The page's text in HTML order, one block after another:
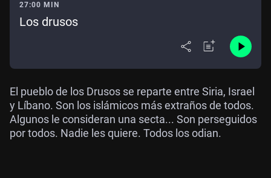
27:00 MIN
Los drusos
El pueblo de los Drusos se reparte entre Siria, Israel
y Líbano. Son los islámicos más extraños de todos.
Algunos le consideran una secta... Son perseguidos
por todos. Nadie les quiere. Todos los odian.